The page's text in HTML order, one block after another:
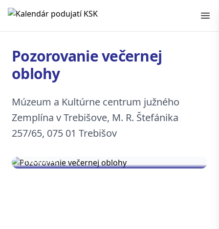
Kalendár podujatí KSK
Pozorovanie večernej
oblohy
Múzeum a Kultúrne centrum južného
Zemplína v Trebišove, M. R. Štefánika
257/65, 075 01 Trebišov